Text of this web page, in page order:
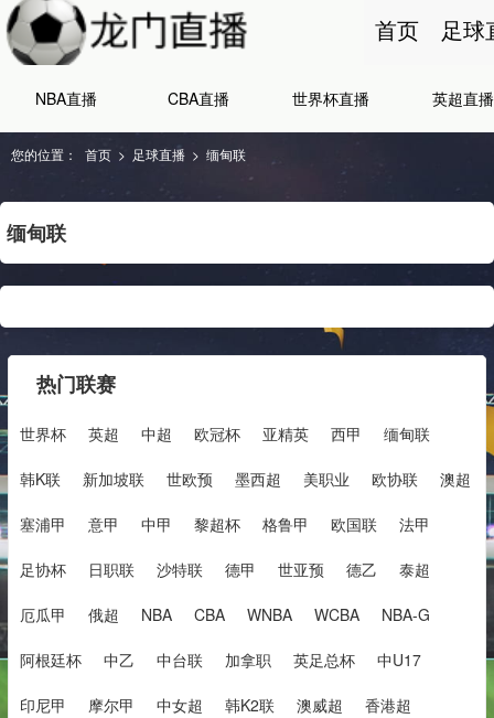
首页 足球
NBA直播 CBA直播 世界杯直播 英超直播
您的位置： 首页 > 足球直播 > 缅甸联
缅甸联
热门联赛
世界杯 英超 中超 欧冠杯 亚精英 西甲 缅甸联
韩K联 新加坡联 世欧预 墨西超 美职业 欧协联 澳超
塞浦甲 意甲 中甲 黎超杯 格鲁甲 欧国联 法甲
足协杯 日职联 沙特联 德甲 世亚预 德乙 泰超
厄瓜甲 俄超 NBA CBA WNBA WCBA NBA-G
阿根廷杯 中乙 中台联 加拿职 英足总杯 中U17
印尼甲 摩尔甲 中女超 韩K2联 澳威超 香港超